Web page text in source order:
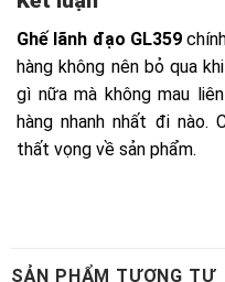
SẢN PHẨM TƯƠNG TỰ